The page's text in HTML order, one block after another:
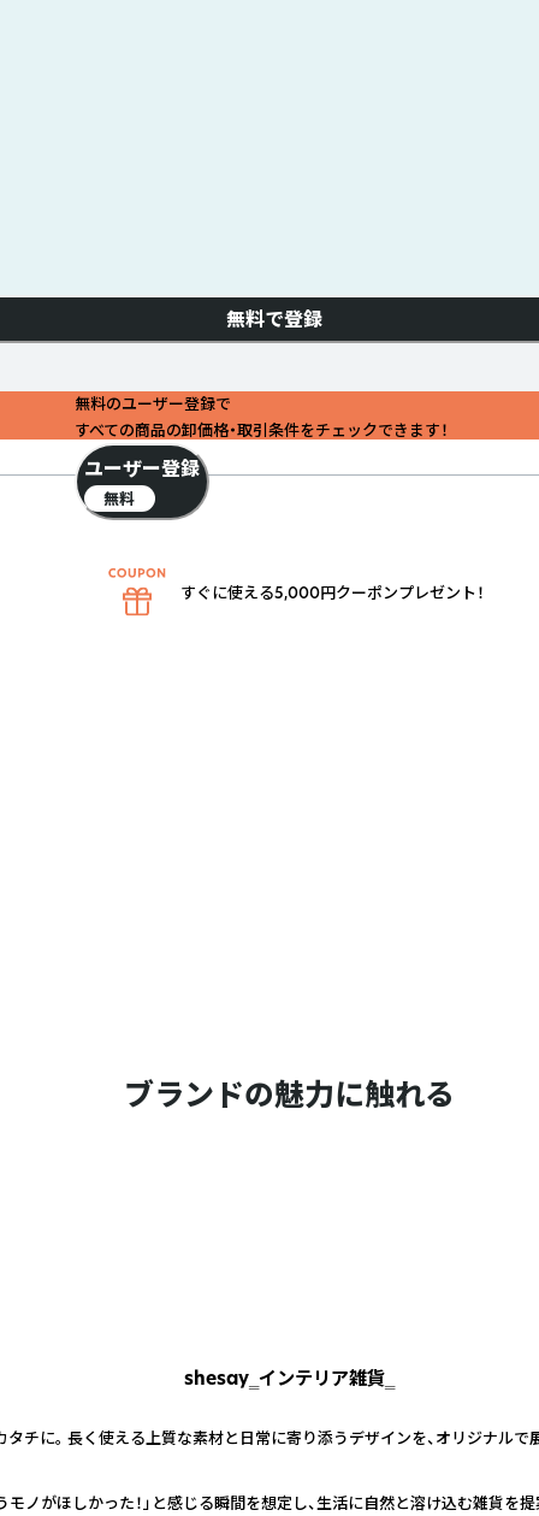
無料で登録
ブランドの魅力に触れる
shesay‗インテリア雑貨‗
チに。 長く使える上質な素材と日常に寄り添うデザインを、オリジナルで
モノがほしかった！」と感じる瞬間を想定し、生活に自然と溶け込む雑貨を
無料のユーザー登録で
すべての商品の卸価格・取引条件をチェックできます！
ユーザー登録
無料
すぐに使える5,000円クーポンプレゼント！